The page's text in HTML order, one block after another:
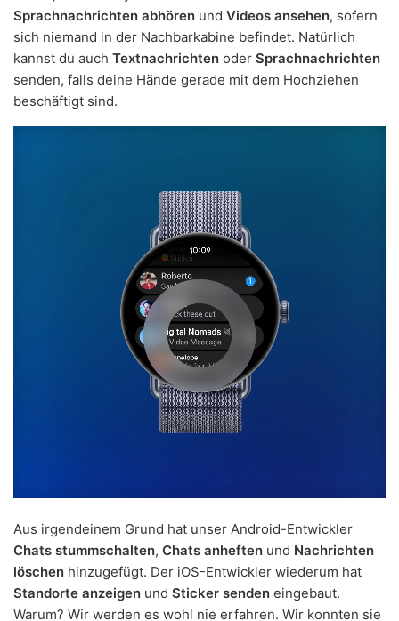
Sprachnachrichten abhören und Videos ansehen, sofern
sich niemand in der Nachbarkabine befindet. Natürlich
kannst du auch Textnachrichten oder Sprachnachrichten
senden, falls deine Hände gerade mit dem Hochziehen
beschäftigt sind.
Aus irgendeinem Grund hat unser Android-Entwickler
Chats stummschalten, Chats anheften und Nachrichten
löschen hinzugefügt. Der iOS-Entwickler wiederum hat
Standorte anzeigen und Sticker senden eingebaut.
Warum? Wir werden es wohl nie erfahren. Wir konnten sie